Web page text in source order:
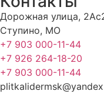
Дорожная улица,
Ступино, МО
+7 903 000-11-44
+7 926 264-18-20
+7 903 000-11-44